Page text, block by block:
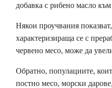
добавка с рибено масло
Някои проучвания
характеризираща се с
червено месо, може да
Обратно, популациите,
постно месо, морски